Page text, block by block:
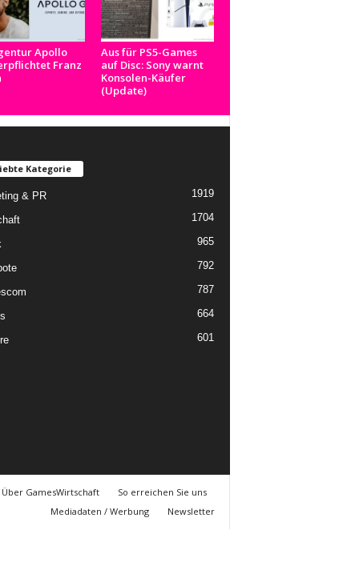
Apollo
Franz
Aus für PS5-Games
auf Disc: Sony warnt
Konsolen-Käufer
(Update)
Kategorie
& PR 1919
1704
965
792
787
664
601
Über GamesWirtschaft
So erreichen Sie uns
Mediadaten / Werbung
Newsletter